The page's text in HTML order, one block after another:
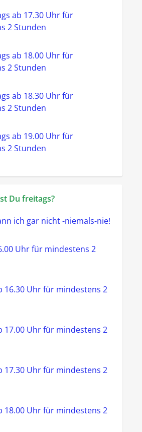
ab 17.30 Uhr für
2 Stunden
ab 18.00 Uhr für
2 Stunden
ab 18.30 Uhr für
2 Stunden
ab 19.00 Uhr für
2 Stunden
Du freitags?
ich gar nicht -niemals-nie!
Uhr für mindestens 2
16.30 Uhr für mindestens 2
17.00 Uhr für mindestens 2
17.30 Uhr für mindestens 2
18.00 Uhr für mindestens 2